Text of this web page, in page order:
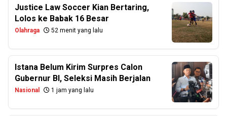
Justice Law Soccer Kian Bertaring,
Lolos ke Babak 16 Besar
Olahraga 52 menit yang lalu
Istana Belum Kirim Surpres Calon
Gubernur BI, Seleksi Masih Berjalan
Nasional 1 jam yang lalu